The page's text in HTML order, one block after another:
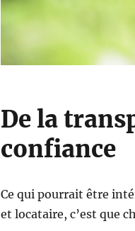
De la
confiance
Ce qui pourrait être
et locataire, c’est que